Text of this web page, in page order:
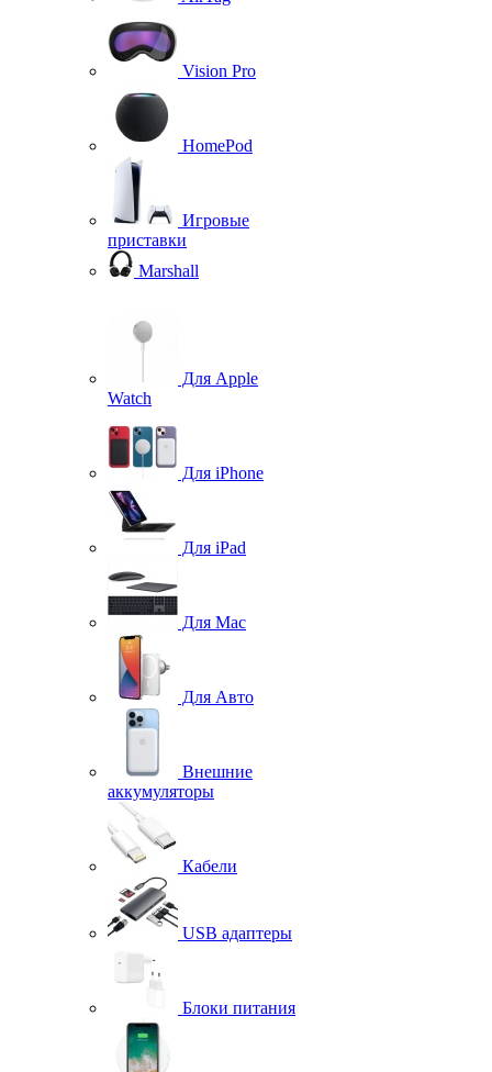
Vision Pro
HomePod
Игровые
приставки
Marshall
Для Apple
Watch
Для iPhone
Для iPad
Для Mac
Для Авто
Внешние
аккумуляторы
Кабели
USB адаптеры
Блоки питания